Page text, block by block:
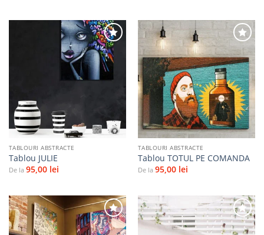
Adaugă
la
TABLOURI ABSTRACTE
Tablou JULIE
De la 95,00 lei
Adaugă
la
favorite
TABLOURI ABSTRACTE
Tablou TOTUL PE COMANDA
De la 95,00 lei